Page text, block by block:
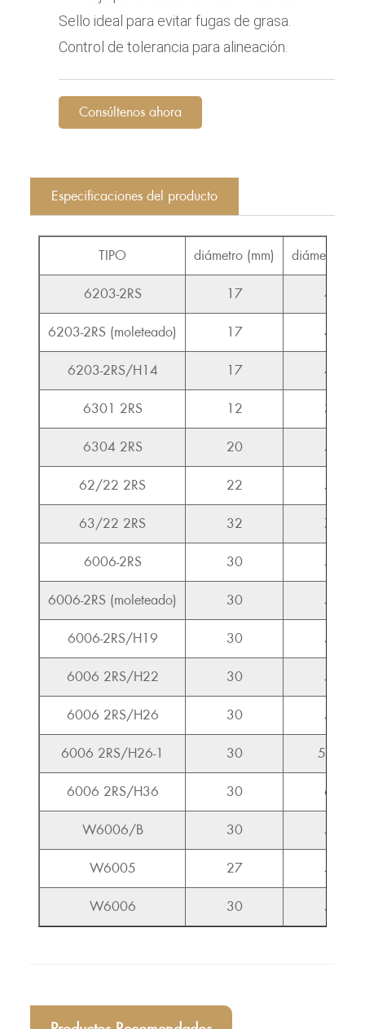
Sello ideal para evitar fugas de grasa.
Control de tolerancia para alineación.
Consúltenos ahora
Especificaciones del producto
TIPO diámetro (mm) diámetro
6203-2RS 17 40
6203-2RS (moleteado) 17 40
6203-2RS/H14 17 40
6301 2RS 12 37
6304 2RS 20 52
62/22 2RS 22 56
63/22 2RS 32 75
6006-2RS 30 55
6006-2RS (moleteado) 30 55
6006-2RS/H19 30 59
6006 2RS/H22 30 59
6006 2RS/H26 30 59
6006 2RS/H26-1 30 55.5
6006 2RS/H36 30 60
W6006/B 30 55
W6005 27 50
W6006 30 57